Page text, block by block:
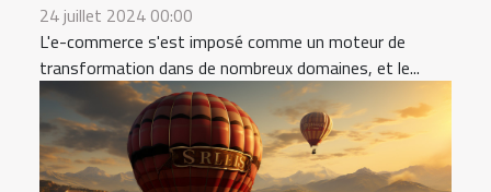
24 juillet 2024 00:00
L'e-commerce s'est imposé comme un moteur de
transformation dans de nombreux domaines, et le...